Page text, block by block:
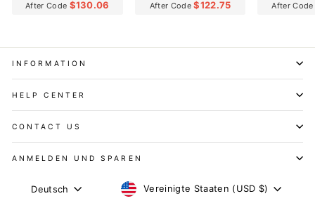
After Code $130.06 After Code$122.75 After Code
INFORMATION
HELP CENTER
CONTACT US
ANMELDEN UND SPAREN
SPRACHE
Deutsch WÄHRUNG
Vereinigte Staaten (USD $)